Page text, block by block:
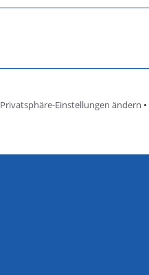
Privatsphäre-Einstellungen ändern •